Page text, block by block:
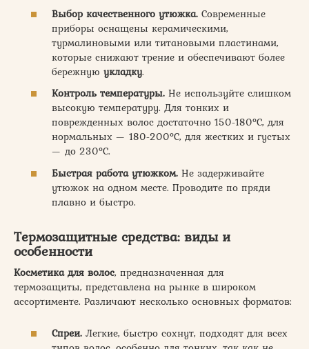
Выбор качественного утюжка. Современные
приборы оснащены керамическими,
турмалиновыми или титановыми пластинами,
которые снижают трение и обеспечивают более
бережную укладку.
Контроль температуры. Не используйте слишком
высокую температуру. Для тонких и
поврежденных волос достаточно 150-180°C, для
нормальных — 180-200°C, для жестких и густых
— до 230°C.
Быстрая работа утюжком. Не задерживайте
утюжок на одном месте. Проводите по пряди
плавно и быстро.
Термозащитные средства: виды и
особенности
Косметика для волос, предназначенная для
термозащиты, представлена на рынке в широком
ассортименте. Различают несколько основных форматов:
Спреи. Легкие, быстро сохнут, подходят для всех